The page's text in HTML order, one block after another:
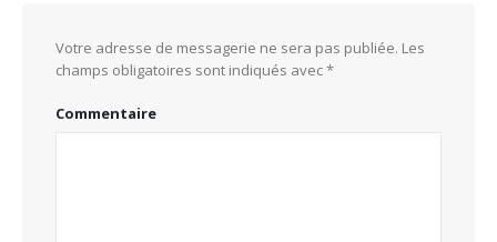
Votre adresse de messagerie ne sera pas publiée. Les
champs obligatoires sont indiqués avec*
Commentaire